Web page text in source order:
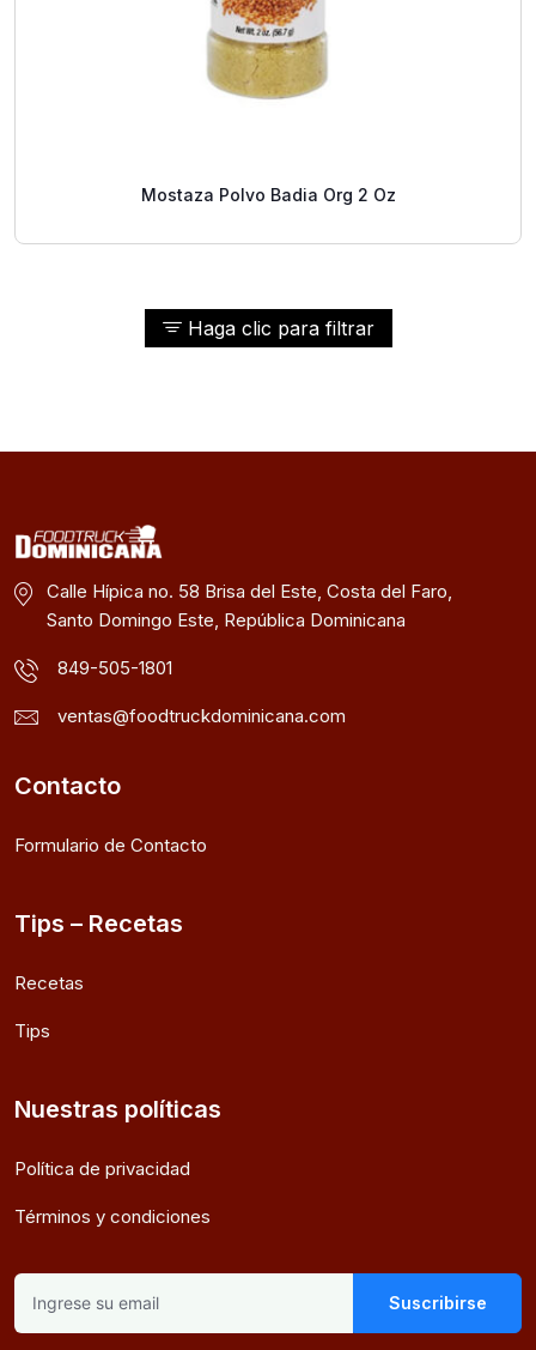
Haga clic para filtrar
Mostaza Polvo Badia Org 2 Oz
Calle Hípica no. 58 Brisa del Este, Costa del Faro,
Santo Domingo Este, República Dominicana
849-505-1801
ventas@foodtruckdominicana.com
Contacto
Formulario de Contacto
Tips – Recetas
Recetas
Tips
Nuestras políticas
Política de privacidad
Términos y condiciones
Suscribirse